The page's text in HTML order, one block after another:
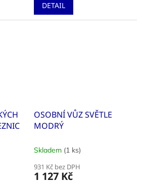
DETAIL
OSOBNÍ VŮZ SVĚTLE
MODRÝ
Skladem (1 ks)
931 Kč bez DPH
1 127 Kč